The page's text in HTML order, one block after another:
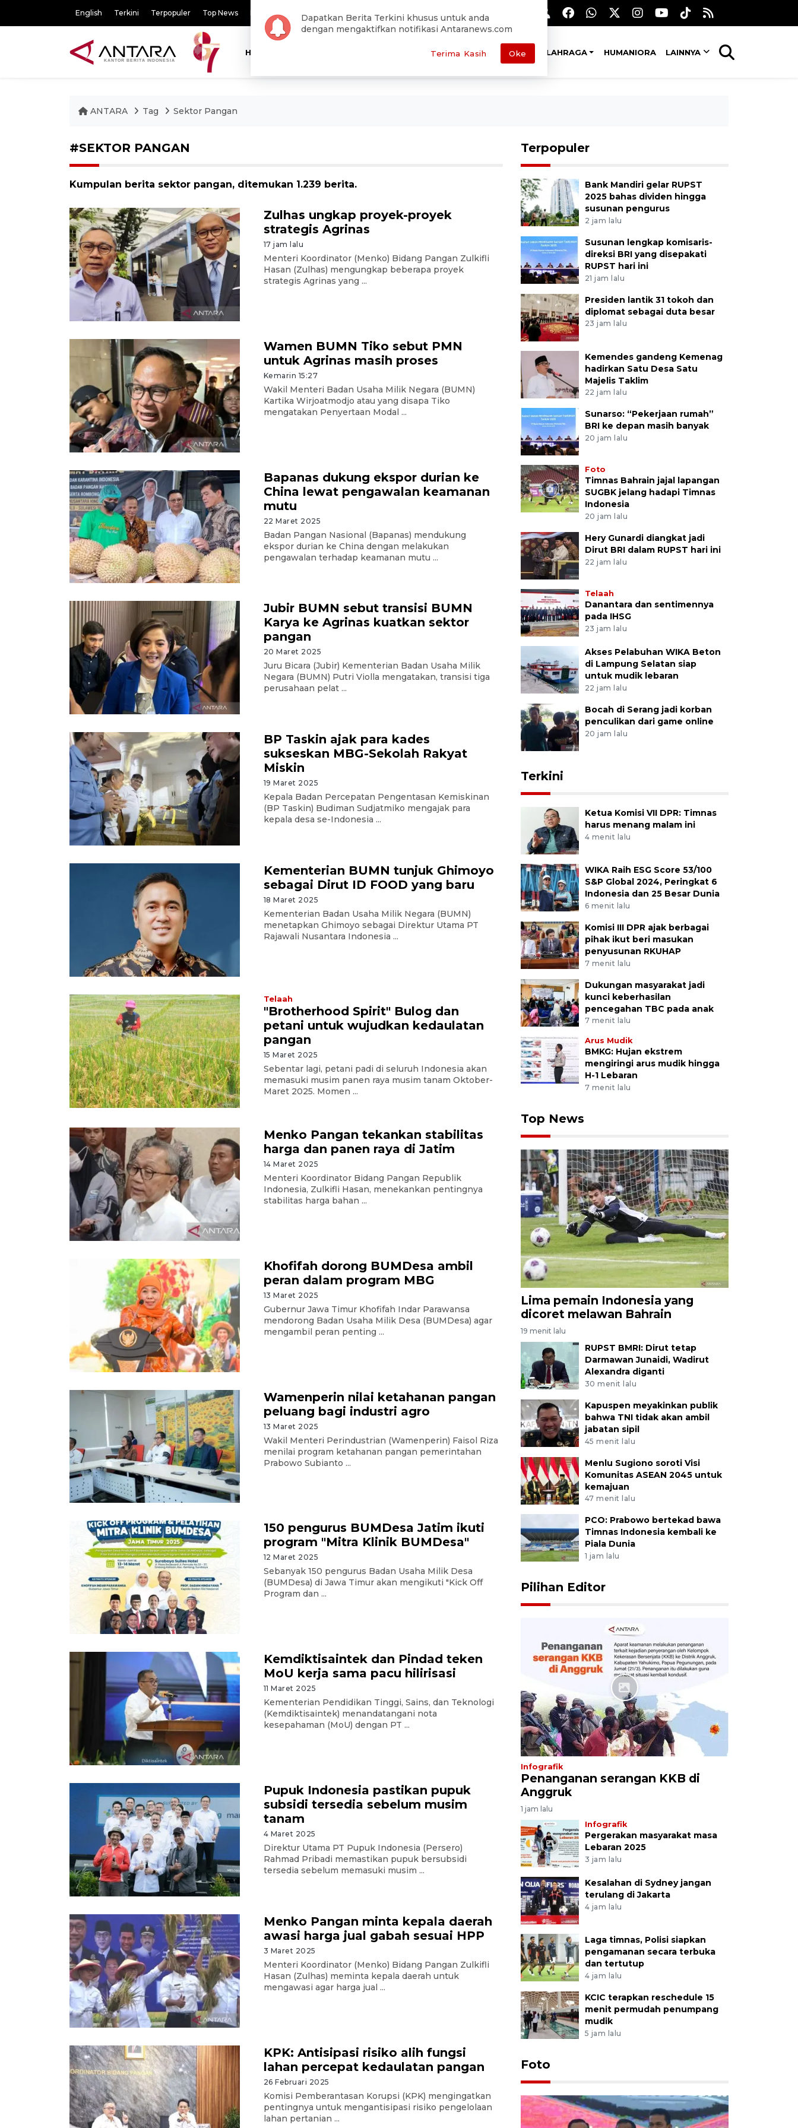
English Terkini Terpopuler Top News Pilihan Editor Pemilu Otomotif Antara Foto Redaksi
HOME METRO SEPAKBOLA OLAHRAGA HUMANIORA LAINNYA
ANTARA Tag Sektor Pangan
#SEKTOR PANGAN
Kumpulan berita sektor pangan, ditemukan 1.239 berita.
Zulhas ungkap proyek-proyek
strategis Agrinas
17 jam lalu
Menteri Koordinator (Menko) Bidang Pangan Zulkifli
Hasan (Zulhas) mengungkap beberapa proyek
strategis Agrinas yang ...
Wamen BUMN Tiko sebut PMN
untuk Agrinas masih proses
Kemarin 15:27
Wakil Menteri Badan Usaha Milik Negara (BUMN)
Kartika Wirjoatmodjo atau yang disapa Tiko
mengatakan Penyertaan Modal ...
Bapanas dukung ekspor durian ke
China lewat pengawalan keamanan
mutu
22 Maret 2025
Badan Pangan Nasional (Bapanas) mendukung
ekspor durian ke China dengan melakukan
pengawalan terhadap keamanan mutu ...
Jubir BUMN sebut transisi BUMN
Karya ke Agrinas kuatkan sektor
pangan
20 Maret 2025
Juru Bicara (Jubir) Kementerian Badan Usaha Milik
Negara (BUMN) Putri Violla mengatakan, transisi tiga
perusahaan pelat ...
BP Taskin ajak para kades
sukseskan MBG-Sekolah Rakyat
Miskin
19 Maret 2025
Kepala Badan Percepatan Pengentasan Kemiskinan
(BP Taskin) Budiman Sudjatmiko mengajak para
kepala desa se-Indonesia ...
Kementerian BUMN tunjuk Ghimoyo
sebagai Dirut ID FOOD yang baru
18 Maret 2025
Kementerian Badan Usaha Milik Negara (BUMN)
menetapkan Ghimoyo sebagai Direktur Utama PT
Rajawali Nusantara Indonesia ...
Telaah
"Brotherhood Spirit" Bulog dan
petani untuk wujudkan kedaulatan
pangan
15 Maret 2025
Sebentar lagi, petani padi di seluruh Indonesia akan
memasuki musim panen raya musim tanam Oktober-
Maret 2025. Momen ...
Menko Pangan tekankan stabilitas
harga dan panen raya di Jatim
14 Maret 2025
Menteri Koordinator Bidang Pangan Republik
Indonesia, Zulkifli Hasan, menekankan pentingnya
stabilitas harga bahan ...
Khofifah dorong BUMDesa ambil
peran dalam program MBG
13 Maret 2025
Gubernur Jawa Timur Khofifah Indar Parawansa
mendorong Badan Usaha Milik Desa (BUMDesa) agar
mengambil peran penting ...
Wamenperin nilai ketahanan pangan
peluang bagi industri agro
13 Maret 2025
Wakil Menteri Perindustrian (Wamenperin) Faisol Riza
menilai program ketahanan pangan pemerintahan
Prabowo Subianto ...
150 pengurus BUMDesa Jatim ikuti
program "Mitra Klinik BUMDesa"
12 Maret 2025
Sebanyak 150 pengurus Badan Usaha Milik Desa
(BUMDesa) di Jawa Timur akan mengikuti "Kick Off
Program dan ...
Kemdiktisaintek dan Pindad teken
MoU kerja sama pacu hilirisasi
11 Maret 2025
Kementerian Pendidikan Tinggi, Sains, dan Teknologi
(Kemdiktisaintek) menandatangani nota
kesepahaman (MoU) dengan PT ...
Pupuk Indonesia pastikan pupuk
subsidi tersedia sebelum musim
tanam
4 Maret 2025
Direktur Utama PT Pupuk Indonesia (Persero)
Rahmad Pribadi memastikan pupuk bersubsidi
tersedia sebelum memasuki musim ...
Menko Pangan minta kepala daerah
awasi harga jual gabah sesuai HPP
3 Maret 2025
Menteri Koordinator (Menko) Bidang Pangan Zulkifli
Hasan (Zulhas) meminta kepala daerah untuk
mengawasi agar harga jual ...
KPK: Antisipasi risiko alih fungsi
lahan percepat kedaulatan pangan
26 Februari 2025
Komisi Pemberantasan Korupsi (KPK) mengingatkan
pentingnya untuk mengantisipasi risiko pengelolaan
lahan pertanian ...
Terpopuler
Bank Mandiri gelar RUPST
2025 bahas dividen hingga
susunan pengurus
2 jam lalu
Susunan lengkap komisaris-
direksi BRI yang disepakati
RUPST hari ini
21 jam lalu
Presiden lantik 31 tokoh dan
diplomat sebagai duta besar
23 jam lalu
Kemendes gandeng Kemenag
hadirkan Satu Desa Satu
Majelis Taklim
22 jam lalu
Sunarso: “Pekerjaan rumah”
BRI ke depan masih banyak
20 jam lalu
Foto
Timnas Bahrain jajal lapangan
SUGBK jelang hadapi Timnas
Indonesia
20 jam lalu
Hery Gunardi diangkat jadi
Dirut BRI dalam RUPST hari ini
22 jam lalu
Telaah
Danantara dan sentimennya
pada IHSG
23 jam lalu
Akses Pelabuhan WIKA Beton
di Lampung Selatan siap
untuk mudik lebaran
22 jam lalu
Bocah di Serang jadi korban
penculikan dari game online
20 jam lalu
Terkini
Ketua Komisi VII DPR: Timnas
harus menang malam ini
4 menit lalu
WIKA Raih ESG Score 53/100
S&P Global 2024, Peringkat 6
Indonesia dan 25 Besar Dunia
6 menit lalu
Komisi III DPR ajak berbagai
pihak ikut beri masukan
penyusunan RKUHAP
7 menit lalu
Dukungan masyarakat jadi
kunci keberhasilan
pencegahan TBC pada anak
7 menit lalu
Arus Mudik
BMKG: Hujan ekstrem
mengiringi arus mudik hingga
H-1 Lebaran
7 menit lalu
Top News
Lima pemain Indonesia yang
dicoret melawan Bahrain
19 menit lalu
RUPST BMRI: Dirut tetap
Darmawan Junaidi, Wadirut
Alexandra diganti
30 menit lalu
Kapuspen meyakinkan publik
bahwa TNI tidak akan ambil
jabatan sipil
45 menit lalu
Menlu Sugiono soroti Visi
Komunitas ASEAN 2045 untuk
kemajuan
47 menit lalu
PCO: Prabowo bertekad bawa
Timnas Indonesia kembali ke
Piala Dunia
1 jam lalu
Pilihan Editor
Infografik
Penanganan serangan KKB di
Anggruk
1 jam lalu
Infografik
Pergerakan masyarakat masa
Lebaran 2025
3 jam lalu
Kesalahan di Sydney jangan
terulang di Jakarta
4 jam lalu
Laga timnas, Polisi siapkan
pengamanan secara terbuka
dan tertutup
4 jam lalu
KCIC terapkan reschedule 15
menit permudah penumpang
mudik
5 jam lalu
Foto
Dapatkan Berita Terkini khusus untuk anda
dengan mengaktifkan notifikasi Antaranews.com
Oke
Terima Kasih